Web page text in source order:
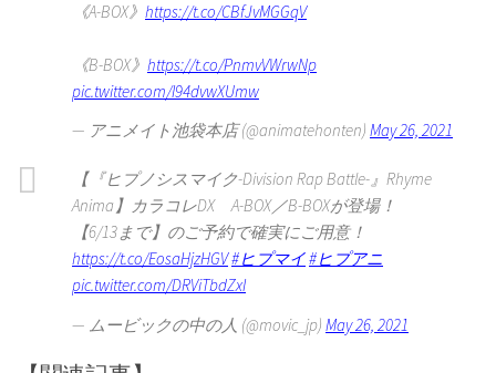
《A-BOX》 https://t.co/CBfJvMGGqV
《B-BOX》 https://t.co/PnmvVWrwNp
pic.twitter.com/I94dvwXUmw
— アニメイト池袋本店 (@animatehonten) May 26, 2021
【『ヒプノシスマイク-Division Rap Battle-』Rhyme
Anima】カラコレDX A-BOX／B-BOXが登場！
【6/13まで】のご予約で確実にご用意！
https://t.co/EosaHjzHGV#ヒプマイ#ヒプアニ
pic.twitter.com/DRViTbdZxI
— ムービックの中の人 (@movic_jp) May 26, 2021